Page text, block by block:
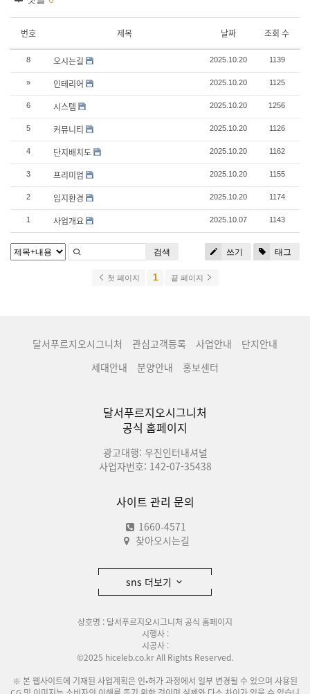
번호 제목 날짜 조회 수
8 오시는길 2025.10.20 1139
» 인테리어 2025.10.20 1125
6 시스템 2025.10.20 1256
5 커뮤니티 2025.10.20 1126
4 단지배치도 2025.10.20 1162
3 프리미엄 2025.10.20 1155
2 입지환경 2025.10.20 1174
1 사업개요 2025.10.07 1143
쓰기 태그
검색
첫 페이지 1 끝 페이지
달서푸르지오시그니처 관심고객등록 사업안내
단지안내
세대안내
분양안내 홍보센터
달서푸르지오시그니처
공식 홈페이지
광고대행: 우진인터내셔널
사업자번호: 142-07-35438
사이트 관리 문의
1660-4571
찾아오시는길
sns 더보기
상호명 : 달서푸르지오시그니처 공식 홈페이지
시행사 :
시공사 :
©2025 hiceleb.co.kr All Rights Reserved.
※ 본 웹사이트에 기재된 사업계획은 인•허가 과정에서 일부 변경될 수 있으며 사용된